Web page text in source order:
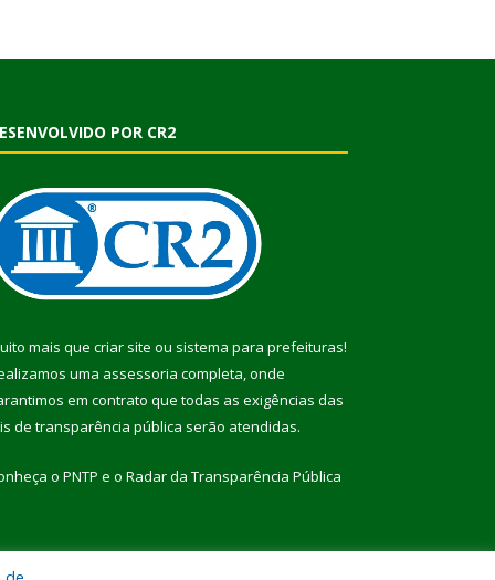
POR CR2
mais que criar site ou sistema para prefeituras!
uma assessoria completa, onde
em contrato que todas as exigências das
de transparência pública serão atendidas.
o PNTP e o Radar da Transparência Pública